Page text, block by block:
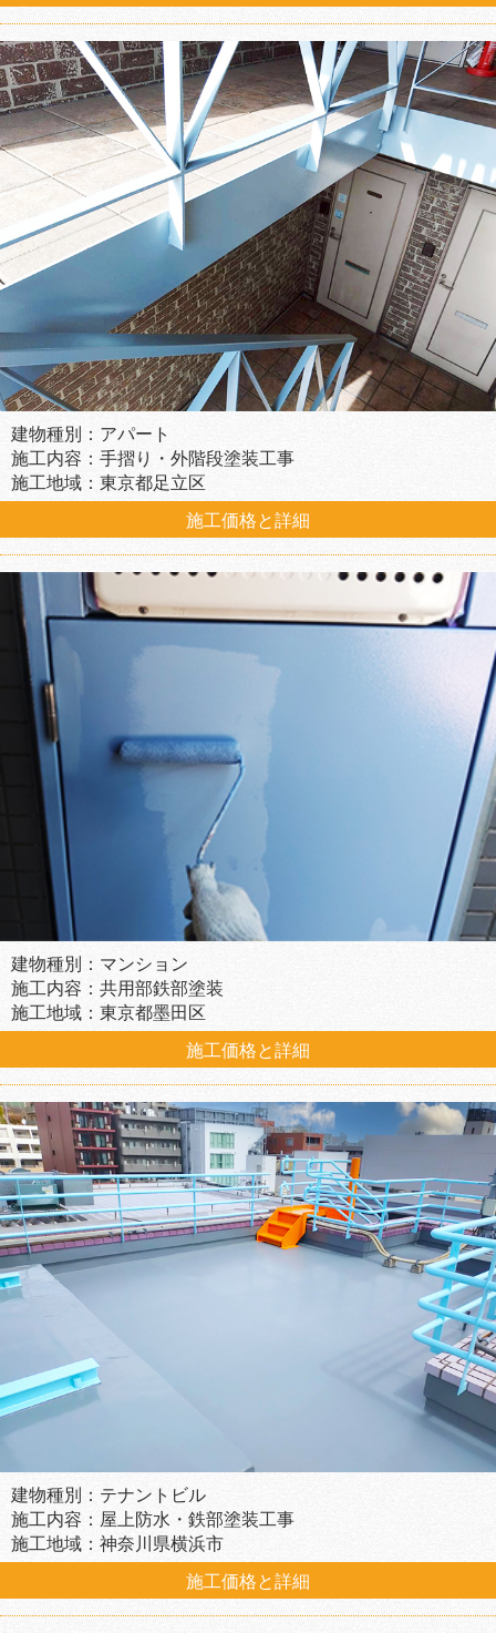
建物種別：アパート
施工内容：手摺り・外階段塗装工事
施工地域：東京都足立区
施工価格と詳細
建物種別：マンション
施工内容：共用部鉄部塗装
施工地域：東京都墨田区
施工価格と詳細
建物種別：テナントビル
施工内容：屋上防水・鉄部塗装工事
施工地域：神奈川県横浜市
施工価格と詳細